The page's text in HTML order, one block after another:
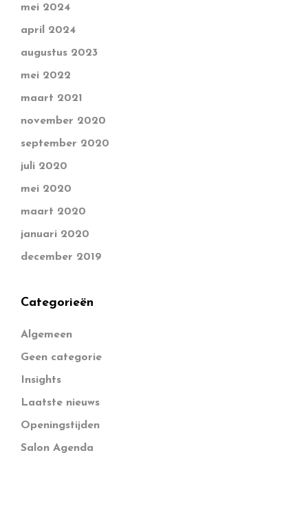
mei 2024
april 2024
augustus 2023
mei 2022
maart 2021
november 2020
september 2020
juli 2020
mei 2020
maart 2020
januari 2020
december 2019
Categorieën
Algemeen
Geen categorie
Insights
Laatste nieuws
Openingstijden
Salon Agenda